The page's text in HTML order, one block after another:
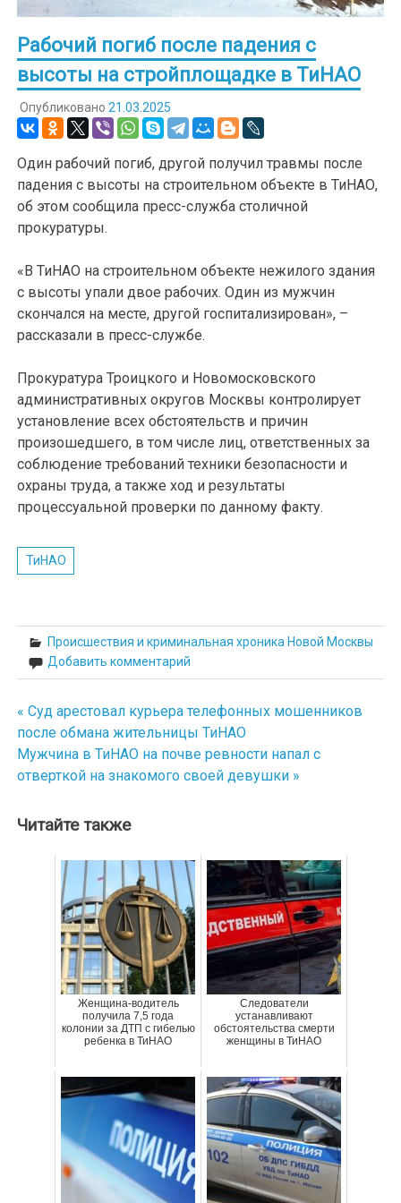
Рабочий погиб после падения с
высоты на стройплощадке в ТиНАО
Опубликовано 21.03.2025
Один рабочий погиб, другой получил травмы после
падения с высоты на строительном объекте в ТиНАО,
об этом сообщила пресс-служба столичной
прокуратуры.
«В ТиНАО на строительном объекте нежилого здания
с высоты упали двое рабочих. Один из мужчин
скончался на месте, другой госпитализирован», –
рассказали в пресс-службе.
Прокуратура Троицкого и Новомосковского
административных округов Москвы контролирует
установление всех обстоятельств и причин
произошедшего, в том числе лиц, ответственных за
соблюдение требований техники безопасности и
охраны труда, а также ход и результаты
процессуальной проверки по данному факту.
ТиНАО
Происшествия и криминальная хроника Новой Москвы
Добавить комментарий
Навигация
по
записям
« Суд арестовал курьера телефонных мошенников
после обмана жительницы ТиНАО
Мужчина в ТиНАО на почве ревности напал с
отверткой на знакомого своей девушки »
Читайте также
Женщина-водитель
получила 7,5 года
колонии за ДТП с гибелью
ребенка в ТиНАО
Следователи
устанавливают
обстоятельства смерти
женщины в ТиНАО